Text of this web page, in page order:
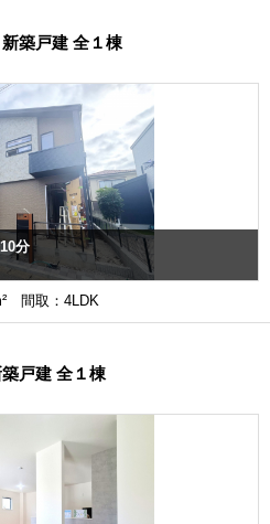
築戸建 全１棟
分
間取：4LDK
戸建 全１棟